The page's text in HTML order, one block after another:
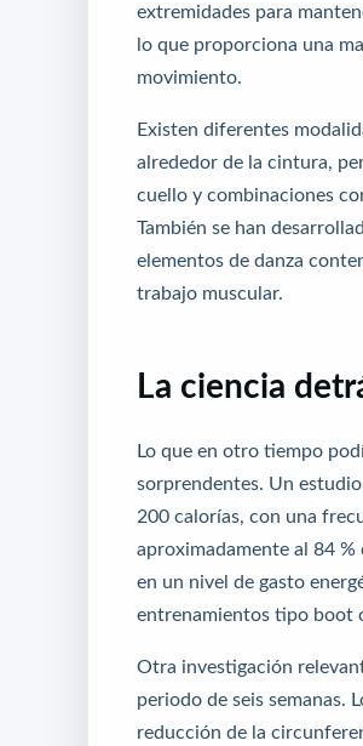
extremidades para
lo que proporciona una
movimiento.
Existen diferentes
alrededor de la cintura,
cuello y combinaciones
También se han
elementos de danza
trabajo muscular.
La ciencia
Lo que en otro tiempo
sorprendentes. Un
200 calorías, con una
aproximadamente al 84
en un nivel de gasto
entrenamientos tipo boot
Otra investigación
periodo de seis semanas.
reducción de la